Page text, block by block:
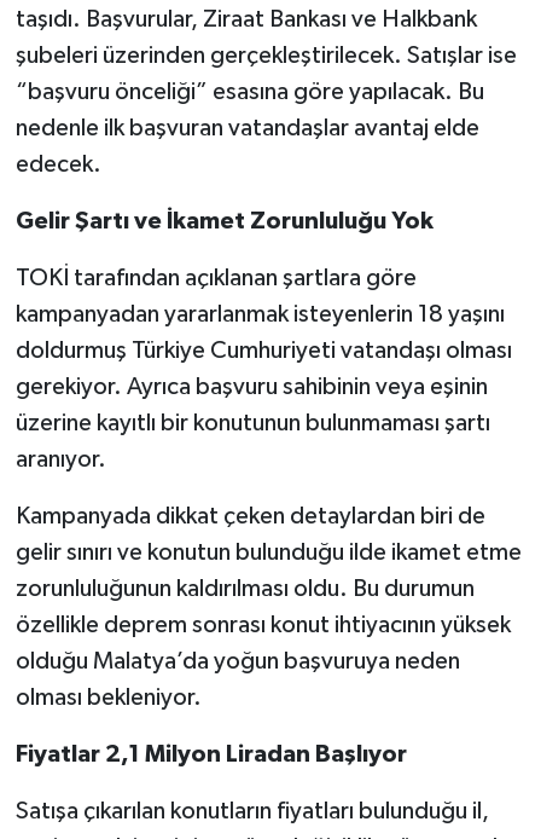
taşıdı. Başvurular, Ziraat Bankası ve Halkbank
şubeleri üzerinden gerçekleştirilecek. Satışlar ise
“başvuru önceliği” esasına göre yapılacak. Bu
nedenle ilk başvuran vatandaşlar avantaj elde
edecek.
Gelir Şartı ve İkamet Zorunluluğu Yok
TOKİ tarafından açıklanan şartlara göre
kampanyadan yararlanmak isteyenlerin 18 yaşını
doldurmuş Türkiye Cumhuriyeti vatandaşı olması
gerekiyor. Ayrıca başvuru sahibinin veya eşinin
üzerine kayıtlı bir konutunun bulunmaması şartı
aranıyor.
Kampanyada dikkat çeken detaylardan biri de
gelir sınırı ve konutun bulunduğu ilde ikamet etme
zorunluluğunun kaldırılması oldu. Bu durumun
özellikle deprem sonrası konut ihtiyacının yüksek
olduğu Malatya’da yoğun başvuruya neden
olması bekleniyor.
Fiyatlar 2,1 Milyon Liradan Başlıyor
Satışa çıkarılan konutların fiyatları bulunduğu il,